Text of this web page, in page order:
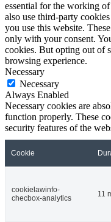
essential for the working
also use third-party
you use this website.
only with your consent.
cookies. But opting out of
browsing experience.
Necessary
Necessary
Always Enabled
Necessary cookies are
function properly. These
security features of the
Cookie
cookielawinfo-
checbox-analytics
11